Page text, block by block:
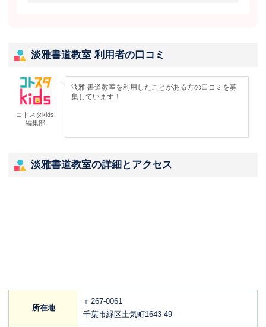
淡雅書道教室 利用者の口コミ
コトスタkids
編集部
淡雅 書道教室を利用したことがある方の口コミを募
集しています！
淡雅書道教室の詳細とアクセス
所在地
〒267-0061
千葉市緑区土気町1643-49